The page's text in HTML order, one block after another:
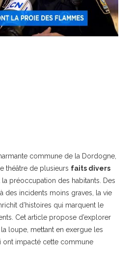
commune de la Dordogne,
théâtre de plusieurs faits divers
la préoccupation des habitants. Des
des incidents moins graves, la vie
d’histoires qui marquent le
Cet article propose d’explorer
loupe, mettant en exergue les
ont impacté cette commune